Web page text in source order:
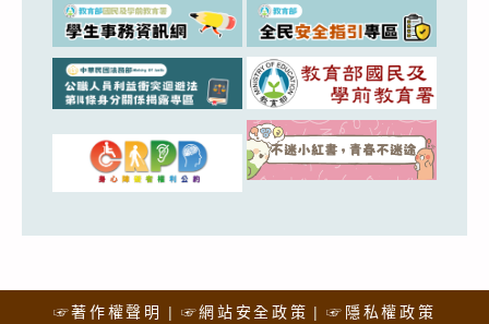
☞著作權聲明 ☞網站安全政策 ☞隱私權政策